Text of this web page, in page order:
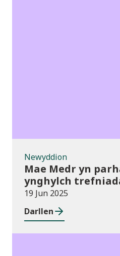
Newyddion
Mae Medr yn
ynghylch
newydd drwy
phresenoldeb uchel
19 Jun 2025
Darllen